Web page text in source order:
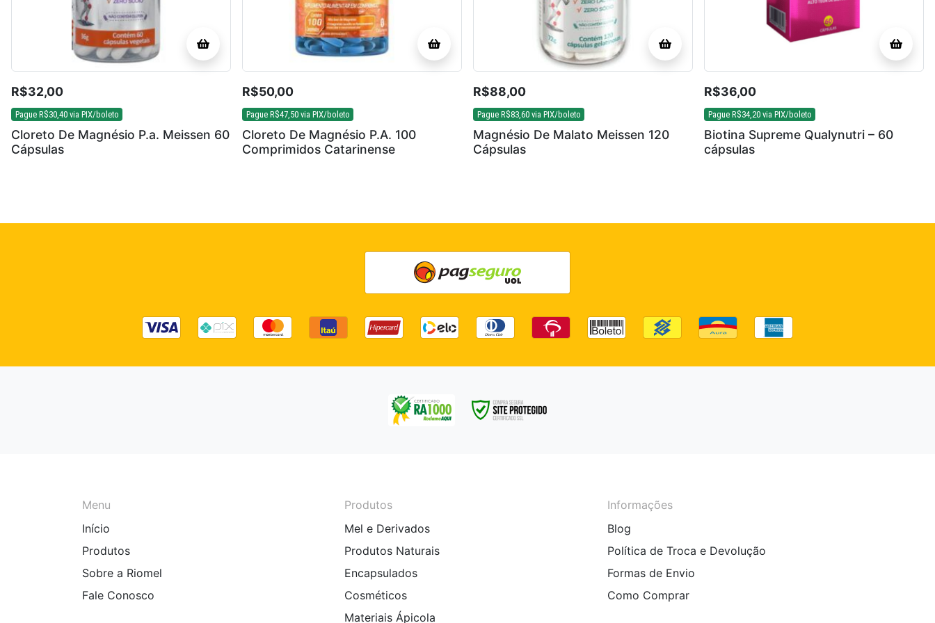
R$32,00
Pague R$30,40 via PIX/boleto
Cloreto De Magnésio P.a. Meissen 60
Cápsulas
R$50,00
Pague R$47,50 via PIX/boleto
Cloreto De Magnésio P.A. 100
Comprimidos Catarinense
R$88,00
Pague R$83,60 via PIX/boleto
Magnésio De Malato Meissen 120
Cápsulas
R$36,00
Pague R$34,20 via PIX/boleto
Biotina Supreme Qualynutri – 60
cápsulas
Menu
Início
Produtos
Sobre a Riomel
Fale Conosco
Produtos
Mel e Derivados
Produtos Naturais
Encapsulados
Cosméticos
Materiais Ápicola
Informações
Blog
Política de Troca e Devolução
Formas de Envio
Como Comprar